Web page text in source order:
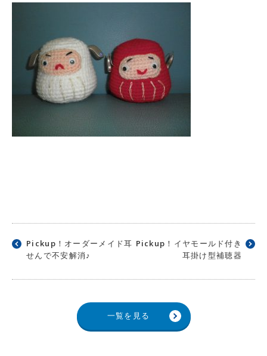
Pickup！オーダーメイド耳
せんで不安解消♪
Pickup！イヤモールド付き
耳掛け型補聴器
一覧を見る